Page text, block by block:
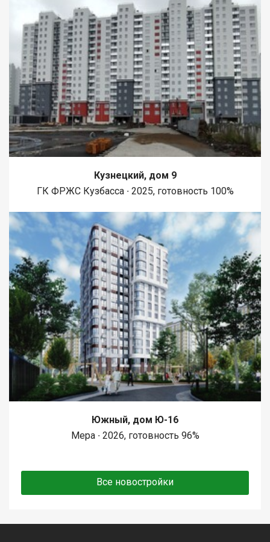
Кузнецкий, дом 9
ГК ФРЖС Кузбасса ∙ 2025, готовность 100%
Южный, дом Ю-16
Мера ∙ 2026, готовность 96%
Все новостройки